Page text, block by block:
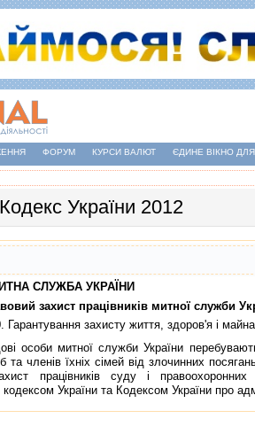
ФОРУМ КУРСИ ВАЛЮТ ЄДИНЕ ВІКНО
України 2012
СЛУЖБА УКРАЇНИ
захист працiвникiв митної служби
. Гарантування захисту життя, здоров'я i
митної служби України
та членiв їхнiх сiмей вiд злочинних
працiвникiв суду i
України та Кодексом України про